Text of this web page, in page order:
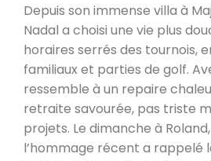
Depuis son immense villa à
Nadal a choisi une vie plus
horaires serrés des tournois,
familiaux et parties de golf.
ressemble à un repaire
retraite savourée, pas triste
projets. Le dimanche à
l’hommage récent a rappelé